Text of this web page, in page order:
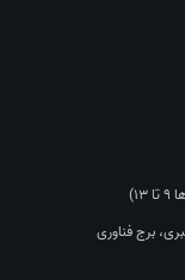
برج فناوری